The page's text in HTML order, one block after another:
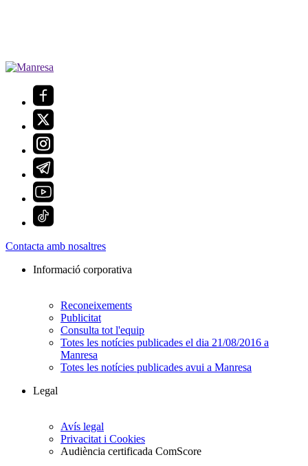
Contacta amb nosaltres
Informació corporativa
Reconeixements
Publicitat
Consulta tot l'equip
Totes les notícies publicades el dia 21/08/2016 a
Manresa
Totes les notícies publicades avui a Manresa
Legal
Avís legal
Privacitat i Cookies
Audiència certificada ComScore